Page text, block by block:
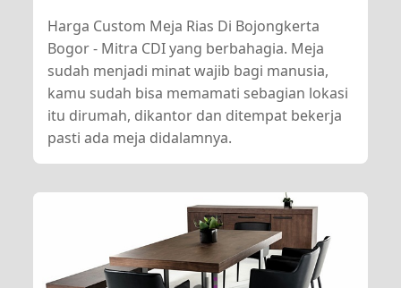
Harga Custom Meja Rias Di Bojongkerta
Bogor - Mitra CDI yang berbahagia. Meja
sudah menjadi minat wajib bagi manusia,
kamu sudah bisa memamati sebagian lokasi
itu dirumah, dikantor dan ditempat bekerja
pasti ada meja didalamnya.